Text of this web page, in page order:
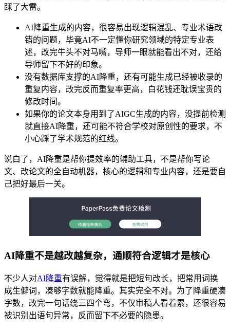
踩了大雷。
AI降重生成的内容，很容易出现逻辑混乱、专业术语改
错的问题，毕竟AI不一定懂你研究领域的特定专业表
述，改完牛头不对马嘴，导师一眼就能看出不对，还给
导师留下不好的印象。
没有数据库支撑的AI降重，还有可能生成已经被收录的
重复内容，改完反而重复率更高，白花钱还耽误宝贵的
修改时间。
如果你的论文本身用到了AIGC生成的内容，没提前检测
就直接AI降重，还可能不符合学校对原创性的要求，不
小心踩了学术规范的红线。
说白了，AI降重是帮你提效率的辅助工具，不是帮你写论
文、改论文的全自动机器，核心的逻辑和专业内容，还是要自
己把好最后一关。
AI降重不是越改越复杂，通顺符合逻辑才是核心
不少人对AI降重有误解，觉得就是把短句改长，把常用词换
成生僻词，凑够字数就能降重。其实完全不对。为了降重硬凑
字数，改完一句话绕三四个弯，不仅审稿人看着累，还很容易
被识别出语句异常，反而留下不必要的隐患。